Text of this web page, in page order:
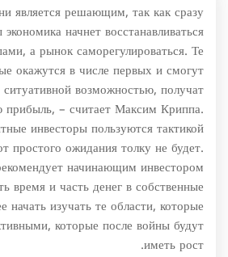
является решающим, так как сразу
начнет восстанавливаться
а рынок саморегулироваться. Те
окажутся в числе первых и смогут
ситуативной возможностью, получат
– считает Максим Криппа.
инвесторы пользуются тактикой
простого ожидания толку не будет.
начинающим инвестором
время и часть денег в собственные
начать изучать те области, которые
которые после войны будут
иметь рост.